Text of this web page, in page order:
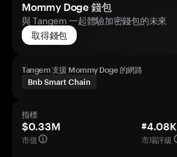
Mommy Doge 錢包
與 Tangem 一起體驗加密錢包的未來
取得錢包
Tangem 支援 Mommy Doge 的網路
Bnb Smart Chain
指標
$0.33M
市值
#4.08K
市場評級